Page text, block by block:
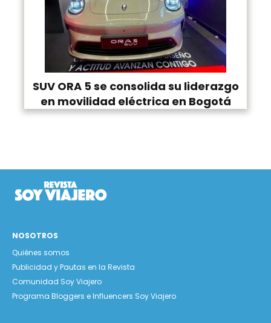
SUV ORA 5 se consolida su liderazgo
en movilidad eléctrica en Bogotá
NOSOTROS
Quiénes somos
Publicidad y Pautas en la Revista
Comunidad Soy Viajero
Programa Bloggers e Influencers Soy Viajero